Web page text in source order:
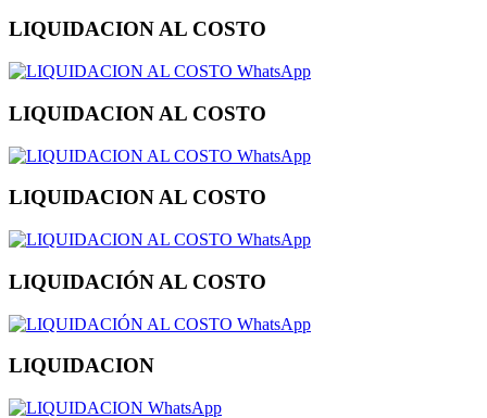
LIQUIDACION AL COSTO
WhatsApp
LIQUIDACION AL COSTO
WhatsApp
LIQUIDACION AL COSTO
WhatsApp
LIQUIDACIÓN AL COSTO
WhatsApp
LIQUIDACION
WhatsApp